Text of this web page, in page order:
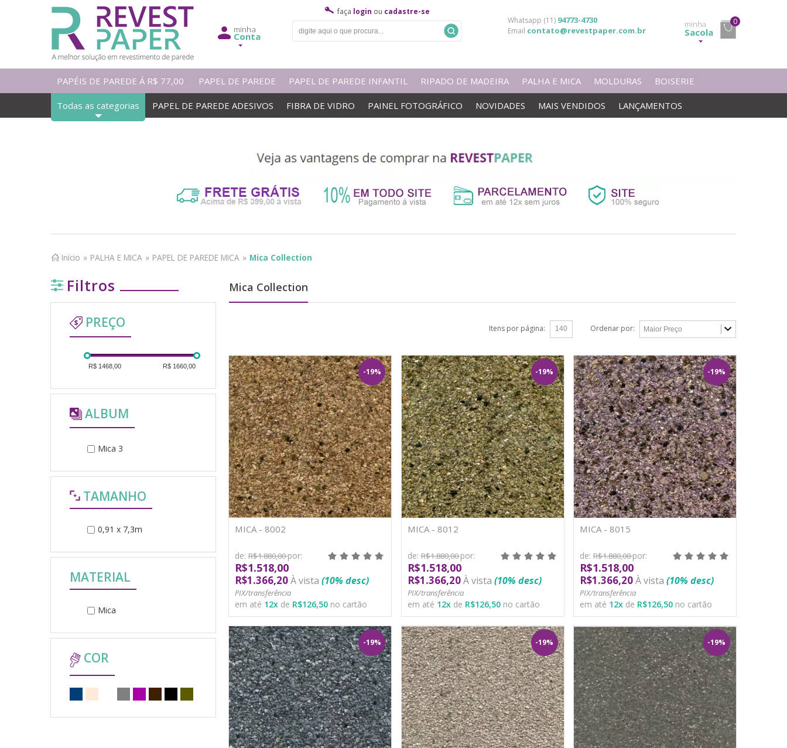
minha
Conta
faça login ou cadastre-se
Whatsapp (11) 94773-4730
Email contato@revestpaper.com.br
minha
Sacola
0
PAPÉIS DE PAREDE Á R$ 77,00 PAPEL DE PAREDE PAPEL DE PAREDE INFANTIL RIPADO DE MADEIRA PALHA E MICA MOLDURAS BOISERIE
Todas as categorias PAPEL DE PAREDE ADESIVOS FIBRA DE VIDRO PAINEL FOTOGRÁFICO NOVIDADES MAIS VENDIDOS LANÇAMENTOS
Início » PALHA E MICA » PAPEL DE PAREDE MICA » Mica Collection
Filtros
PREÇO
R$ 1468,00 R$ 1660,00
ALBUM
Mica 3
TAMANHO
0,91 x 7,3m
MATERIAL
Mica
COR
Mica Collection
Itens por página: Ordenar por:
-19%
MICA - 8002
de: R$1.880,00por:
R$1.518,00
R$1.366,20À vista (10% desc)
PIX/transferência
em até 12x de R$126,50 no cartão
-19%
MICA - 8012
de: R$1.880,00por:
R$1.518,00
R$1.366,20 À vista (10% desc)
PIX/transferência
em até 12xde R$126,50no cartão
-19%
MICA - 8015
de: R$1.880,00por:
R$1.518,00
R$1.366,20À vista (10% desc)
PIX/transferência
em até 12xde R$126,50no cartão
-19% -19% -19%